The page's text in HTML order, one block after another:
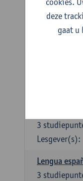
Gramática
Gramática
3
Lesgever(s):
Lengua
3
deze
gaat u